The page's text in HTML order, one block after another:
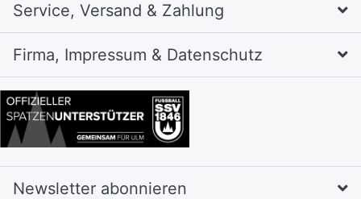
Service, Versand & Zahlung
Firma, Impressum & Datenschutz
Newsletter abonnieren